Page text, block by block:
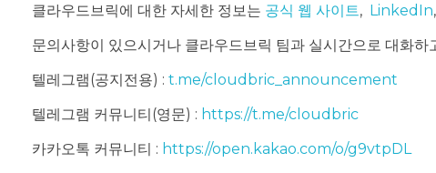
클라우드브릭에 대한 자세한 정보는 공식 웹 사이트, LinkedIn,
문의사항이 있으시거나 클라우드브릭 팀과 실시간으로 대화
텔레그램(공지전용) : t.me/cloudbric_announcement
텔레그램 커뮤니티(영문) : https://t.me/cloudbric
카카오톡 커뮤니티 : https://open.kakao.com/o/g9vtpDL